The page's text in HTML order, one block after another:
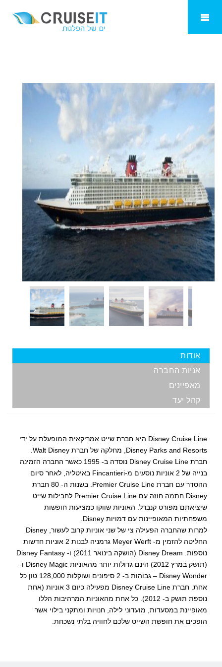
דיסני קרוז ליין
אודות
אניות החברה
מאפיינים
קהל יעד
Disney Cruise Line היא חברת שייט אמריקאית המופעלת על ידי
Disney Parks and Resorts, מחלקה של חברת Walt Disney.
חברת Disney Cruise Line נוסדה ב- 1995 כאשר החברה הזמינה
בנייה של 2 אוניות נוסעים מ-Fincantieri באיטליה, לאחר סיום
ההסדר עם חברת Premier Cruise Line. בשנות ה- 80 חברת
Disney חתמה חוזה עם Premier Cruise Line לחבילות שייט
שיציאתם מפורט קנברל. האוניות שווקו כמציעות חופשות
משפחתיות המאופיינות עם דמויות Disney.
למרות שהחברה הפעילה צי של שני אוניות קרוב לעשור, Disney
החליטה להזמין מ- Meyer Werft גרמניה לבנות 2 אוניות חדשות
נוספות. Disney Dream (הושקה בינואר 2011) ו- Disney Fantasy
(תושק במרץ 2012) הינם גדולות יותר מהאוניות Disney Magic ו-
Disney Wonder – גבוהות ב- 2 סיפונים ושוקלות 128,000 טון כל
אחת. חברת Disney Cruise Line מפעילה כיום 3 אוניות (אחת
נוספת תושק ב- 2012). כל אחת מהאוניות המרהיבות הללו
מאופיינת במסעדות, מועדוני לילה, חנויות ומתקני בילוי אשר
הופכים את חופשת השייט שלכם לחוויה בלתי נשכחת.